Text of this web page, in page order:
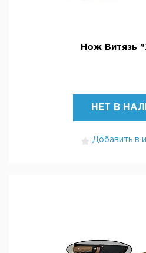
Нож Витязь
НЕТ В
Добавить в